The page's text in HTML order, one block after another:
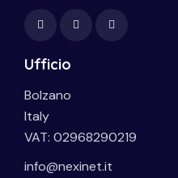
Ufficio
Bolzano
Italy
VAT: 02968290219
info@nexinet.it